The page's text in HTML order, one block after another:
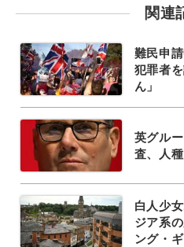
関連
難民申
犯罪者
ん」
英グル
査、人
白人少
ジア系
ング・